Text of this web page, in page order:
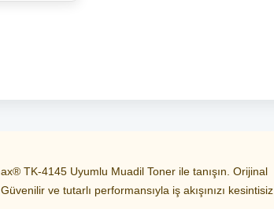
TK-4145 Uyumlu Muadil Toner ile tanışın. Orijinal
ve tutarlı performansıyla iş akışınızı kesintisiz